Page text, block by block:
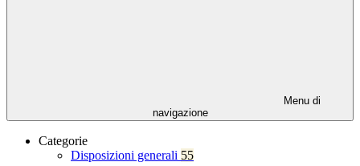
Menu di
navigazione
Categorie
Disposizioni generali 55